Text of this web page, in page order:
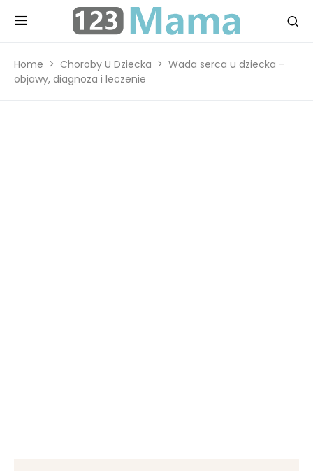
Home Choroby U Dziecka
Wada serca u dziecka –
objawy, diagnoza i leczenie